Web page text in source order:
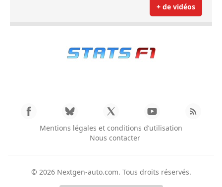
+ de vidéos
Mentions légales et conditions d’utilisation
Nous contacter
© 2026 Nextgen-auto.com. Tous droits réservés.